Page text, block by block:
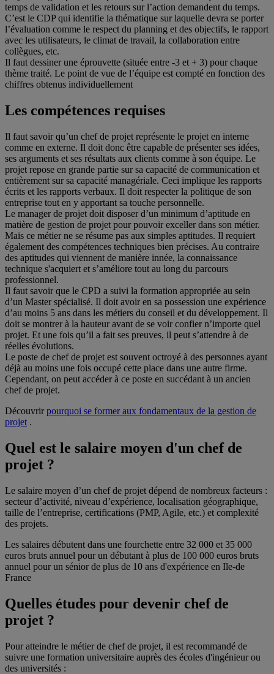
temps de validation et les retours sur l’action demandent du temps.
C’est le CDP qui identifie la thématique sur laquelle devra se porter
l’évaluation comme le respect du planning et des objectifs, le rapport
avec les utilisateurs, le climat de travail, la collaboration entre
collègues, etc.
Il faut dessiner une éprouvette (située entre -3 et + 3) pour chaque
thème traité. Le point de vue de l’équipe est compté en fonction des
chiffres obtenus individuellement
Les compétences requises
Il faut savoir qu’un chef de projet représente le projet en interne
comme en externe. Il doit donc être capable de présenter ses idées,
ses arguments et ses résultats aux clients comme à son équipe. Le
projet repose en grande partie sur sa capacité de communication et
entièrement sur sa capacité managériale. Ceci implique les rapports
écrits et les rapports verbaux. Il doit respecter la politique de son
entreprise tout en y apportant sa touche personnelle.
Le manager de projet doit disposer d’un minimum d’aptitude en
matière de gestion de projet pour pouvoir exceller dans son métier.
Mais ce métier ne se résume pas aux simples aptitudes. Il requiert
également des compétences techniques bien précises. Au contraire
des aptitudes qui viennent de manière innée, la connaissance
technique s'acquiert et s’améliore tout au long du parcours
professionnel.
Il faut savoir que le CPD a suivi la formation appropriée au sein
d’un Master spécialisé. Il doit avoir en sa possession une expérience
d’au moins 5 ans dans les métiers du conseil et du développement. Il
doit se montrer à la hauteur avant de se voir confier n’importe quel
projet. Et une fois qu’il a fait ses preuves, il peut s’attendre à de
réelles évolutions.
Le poste de chef de projet est souvent octroyé à des personnes ayant
déjà au moins une fois occupé cette place dans une autre firme.
Cependant, on peut accéder à ce poste en succédant à un ancien
chef de projet.
Découvrirpourquoi se former aux fondamentaux de la gestion de
projet .
Quel est le salaire moyen d'un chef de
projet ?
Le salaire moyen d’un chef de projet dépend de nombreux facteurs :
secteur d’activité, niveau d’expérience, localisation géographique,
taille de l’entreprise, certifications (PMP, Agile, etc.) et complexité
des projets.
Les salaires débutent dans une fourchette entre 32 000 et 35 000
euros bruts annuel pour un débutant à plus de 100 000 euros bruts
annuel pour un sénior de plus de 10 ans d'expérience en Ile-de
France
Quelles études pour devenir chef de
projet ?
Pour atteindre le métier de chef de projet, il est recommandé de
suivre une formation universitaire auprès des écoles d'ingénieur ou
des universités :